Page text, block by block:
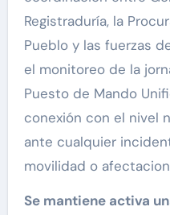
Registraduría, la
Pueblo y las fuerzas
el monitoreo de la
Puesto de Mando
conexión con el nivel
ante cualquier
movilidad o
Se mantiene activa una recompensa de hasta